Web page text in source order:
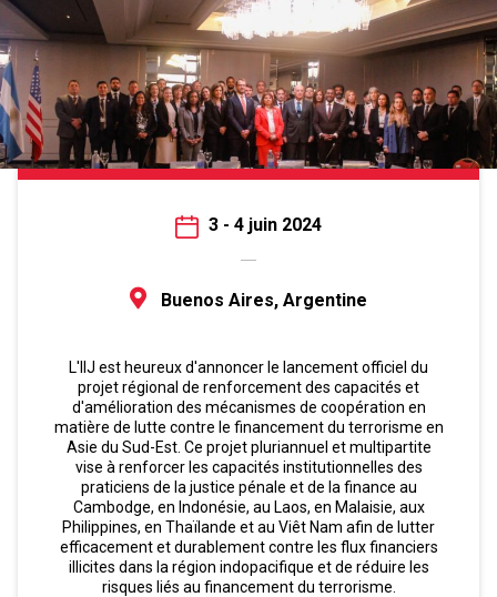
3 - 4 juin 2024
Buenos Aires, Argentine
L'IIJ est heureux d'annoncer le lancement officiel du
projet régional de renforcement des capacités et
d'amélioration des mécanismes de coopération en
matière de lutte contre le financement du terrorisme en
Asie du Sud-Est. Ce projet pluriannuel et multipartite
vise à renforcer les capacités institutionnelles des
praticiens de la justice pénale et de la finance au
Cambodge, en Indonésie, au Laos, en Malaisie, aux
Philippines, en Thaïlande et au Viêt Nam afin de lutter
efficacement et durablement contre les flux financiers
illicites dans la région indopacifique et de réduire les
risques liés au financement du terrorisme.